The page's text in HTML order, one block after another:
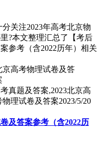
关注2023年高考北京物
?本文整理汇总了【考后
参考（含2022历年）相关
真题及答案,2023北京高
物理试卷及答案2023/5/20
及答案参考（含2022历